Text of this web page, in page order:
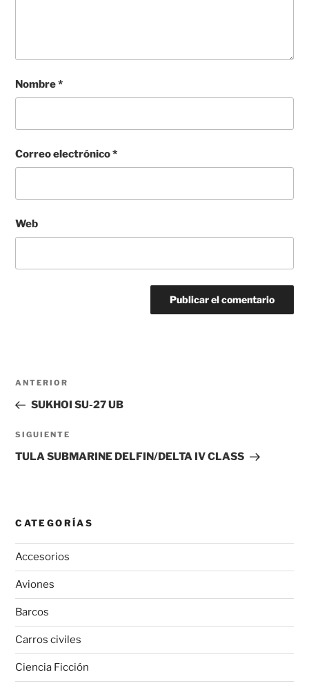
Nombre*
Correo electrónico*
Web
Navegación
entradas
Entrada
anterior:
ANTERIOR
SUKHOI SU-27 UB
Siguiente
entrada
SIGUIENTE
TULA SUBMARINE DELFIN/DELTA IV CLASS
CATEGORÍAS
Accesorios
Aviones
Barcos
Carros civiles
Ciencia Ficción